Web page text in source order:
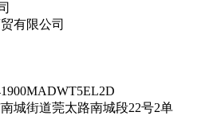
有限公司
城街道莞太路南城段22号2单